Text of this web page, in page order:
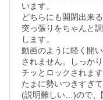
います。
どちらにも開閉出来
突っ張りをちゃんと
します。
動画のように軽く開
されません。しっか
チッとロックされます
たまに勢いつきすぎ
(説明難しい…)ので、